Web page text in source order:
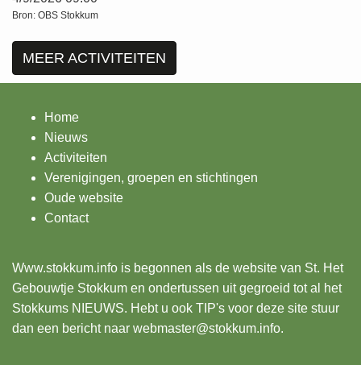
Bron: OBS Stokkum
MEER ACTIVITEITEN
Home
Nieuws
Activiteiten
Verenigingen, groepen en stichtingen
Oude website
Contact
Www.stokkum.info is begonnen als de website van St. Het
Gebouwtje Stokkum en ondertussen uit gegroeid tot al het
Stokkums NIEUWS. Hebt u ook TIP's voor deze site stuur
dan een bericht naar webmaster@stokkum.info.